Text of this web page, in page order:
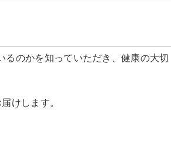
るのかを知っていただき、健康の大切
けします。